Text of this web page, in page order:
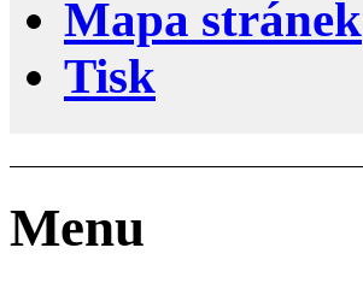
Mapa stránek
Tisk
Menu